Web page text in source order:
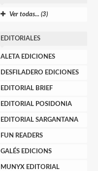
Ver todas... (3)
EDITORIALES
ALETA EDICIONES
DESFILADERO EDICIONES
EDITORIAL BRIEF
EDITORIAL POSIDONIA
EDITORIAL SARGANTANA
FUN READERS
GALÉS EDICIONS
MUNYX EDITORIAL